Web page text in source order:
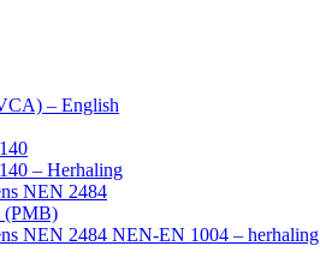
– English
– Herhaling
NEN 2484
(PMB)
NEN 2484 NEN-EN 1004 – herhaling